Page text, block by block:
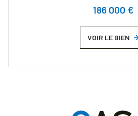
186 000 €
VOIR LE BIEN